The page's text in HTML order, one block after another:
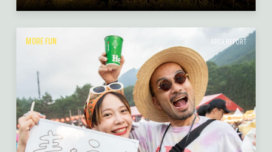
MORE FUN AREA REPORT